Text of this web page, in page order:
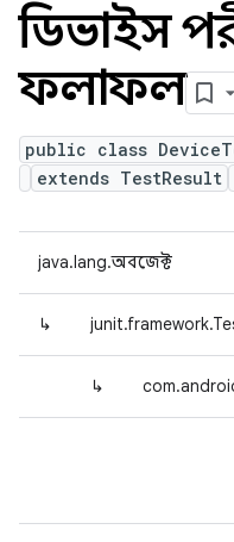
ডিভাইস
ফলাফল
public class
extends TestResult
java.lang.অবজেক্ট
↳
↳